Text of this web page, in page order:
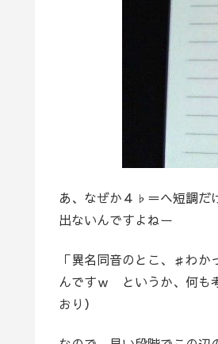
あ、なぜか４♭＝ヘ短調
出ないんですよねー
「異名同音のとこ、♯わか
んですｗ というか、何も
おり）